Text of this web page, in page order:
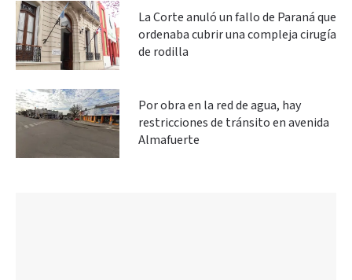
La Corte anuló un fallo de Paraná que
ordenaba cubrir una compleja cirugía
de rodilla
Por obra en la red de agua, hay
restricciones de tránsito en avenida
Almafuerte